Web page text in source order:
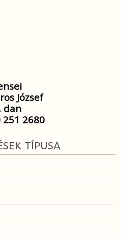
József
dan
251 2680
TÍPUSA